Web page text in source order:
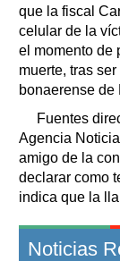
que la fiscal
celular de la
el momento de
muerte, tras
bonaerense de
Fuentes
Agencia
amigo de la
declarar como
indica que la
Noticias